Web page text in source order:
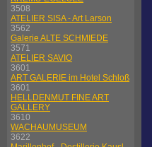
3508
ATELIER SISA - Art Larson
3562
Galerie ALTE SCHMIEDE
3571
ATELIER SAVIO
3601
ART GALERIE im Hotel Schloß
3601
HELLDENMUT FINE ART
GALLERY
3610
WACHAUMUSEUM
3622